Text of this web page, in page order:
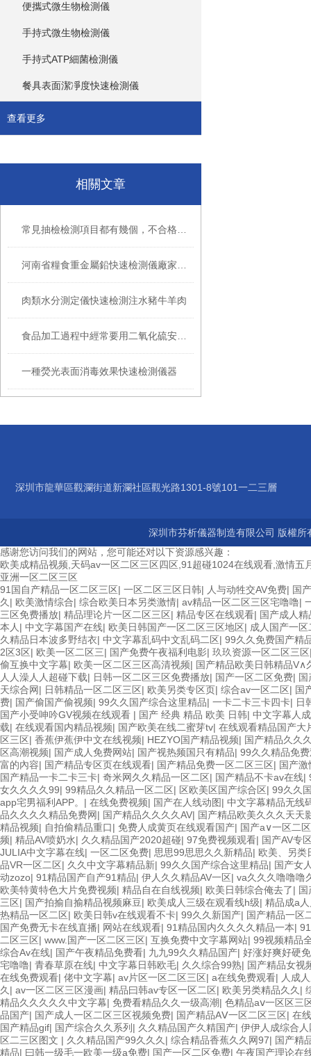
便攜式微生物檢測儀
手持式微生物檢測儀
手持式ATP細菌檢測儀
餐具表面潔凈度快速檢測儀
查看更多
相關文章
肉類水分測定儀快速檢測注水豬牛羊肉
一種熒光表面消毒效果快速檢測儀器
深圳市龍華區觀瀾街道新瀾社區觀光路1301-8號101一二三層
深圳市芬析儀器制造有限公司 版權
感谢您访问我们的网站，您可能还对以下资源感兴趣：
欧美成精品视频,天码av一区二区三区四区,91超碰1024在线观看,激情
亚洲一区二区三区
91国自产精品一区二区三区| 一区二区三区日韩| 人与动牲交AV免费| 国
久 | 欧美激情综合| 综合欧美日本另类激情| av精品一区二区三区宅噜噜|
三区免费播放| 精品理论片一区二区三区| 精品专区在线观看| 国产成人
本人 | 中文字幕国产在线| 欧美日韩国产一区二区三区地区| 成人国产一
久精品日本波多野结衣| 中文字幕乱码中文乱码二区| 99久久免费国产精
2区3区| 欧美一区二区三| 国产免费午夜福利电影| 玖玖资源一区二区三区
偷互换中文字幕| 欧美一区二区三区高清视频| 国产精品欧美日韩精品V∧
人人澡人人超碰下载| 日韩一区二区三区免费播放| 国产一区二区免费|
天综合网| 日韩精品一区二区三区| 欧美另类专区页| 综合av一区二区| 国
费| 国产偷国产偷视频| 99久久国产综合这里精品| 一卡二卡三卡四卡| 日
国产小受呻吟GV视频在线观看 | 国产 经典 精品 欧美 日韩| 中文字幕人
载| 在线观看国内精品视频| 国产欧美在线二蜜芽tv| 在线观看精品国产大
区三区| 香蕉伊蕉伊中文在线视频| HEZYO国产精品视频| 国产精品久久
区高潮视频| 国产成人免费网站| 国产视热频国只有精品| 99久久精品免
富的內容| 国产精品专区页在线观看| 国产精品免费一区二区三区| 国产
国产精品一卡二卡三卡| 奇米网久久精品一区二区| 国产精品不卡av在线|
女久久久久99| 99精品久久精品一区二区| 区欧美区国产综合区| 99久久
app宅男福利APP。 | 在线免费视频| 国产在人线动图| 中文字幕精品无线
品久久久久精品免费网| 国产精品久久久久AV| 国产精品欧美久久久天天
精品视频| 自拍偷精品重口| 免费人成黄页在线观看国产| 国产a∨一区二
频| 精品AV喷奶水| 久久精品国产2020超碰| 97免费视频观看| 国产AV专
JULIA中文字幕在线| 一区二区免费| 思思99思思久久新精品| 欧美、另类
品VR一区二区| 久久中文字幕精品新| 99久久国产综合这里精品| 国产女
动zozo| 91精品国产自产91精品| 伊人久久精品AV一区| va久久久噜噜噜
欧美特黄特色大片免费视频| 精品自在自线视频| 欧美日韩综合俺去了|
三区| 国产拍揄自揄精品视频麻豆| 欧美成人三级在观看线h级| 精品成a
热精品一区二区| 欧美日韩v在线观看不卡| 99久久新国产| 国产精品一区
国产免费无卡在线直播| 网站在线观看| 91精品国内久久久久精品一本|
二区三区| www.国产一区二区三区| 互换免费中文字幕网站| 99视频精品
综合Av在线| 国产午夜精品免费看| 九九99久久精品国产| 好涨好爽好硬
宅噜噜| 青春草原在线| 中文字幕日韩欧毛| 久久综合99熟| 国产精品女视
在线免费观看| 佬中文字幕| av片区一区二区三区| a在线免费观看| 人成
久 | av一区二区三区漫画| 精品曰韩av专区一区二区| 欧美另类精品久久 |
精品久久久久久中文字幕| 免费看精品久久一级高潮| 色精品aⅴ一区区三
品国产| 国产成人一区二区三区视频免费| 国产精品AⅤ一区二区三区| 在
国产精品gif| 国产综合久久系列 | 久久精品国产久精国产| 伊伊人成综合人
区二三区图文 | 久久精品国产99久久久 | 综合精品香蕉久久网97| 国产精
精品| 曰韩一级毛一欧美一级a免费| 国产一区二区免费| 午夜国产理论在